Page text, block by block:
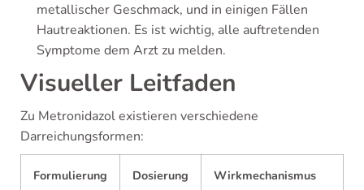
metallischer Geschmack, und in einigen Fällen
Hautreaktionen. Es ist wichtig, alle auftretenden
Symptome dem Arzt zu melden.
Visueller Leitfaden
Zu Metronidazol existieren verschiedene
Darreichungsformen:
Formulierung Dosierung Wirkmechanismus